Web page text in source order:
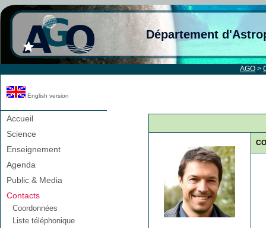
Département
AGO >
English version
Accueil
Science
Enseignement
Agenda
Public & Media
Contacts
Coordonnées
Liste téléphonique